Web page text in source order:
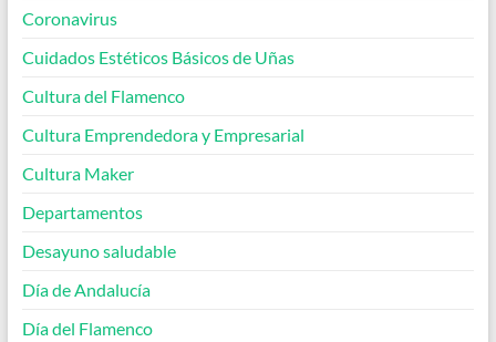
Coronavirus
Cuidados Estéticos Básicos de Uñas
Cultura del Flamenco
Cultura Emprendedora y Empresarial
Cultura Maker
Departamentos
Desayuno saludable
Día de Andalucía
Día del Flamenco